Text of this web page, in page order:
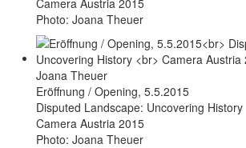
Photo: Joana Theuer
Eröffnung / Opening, 5.5.2015
Disputed Landscape: Uncovering History
Camera Austria 2015
Photo: Joana Theuer